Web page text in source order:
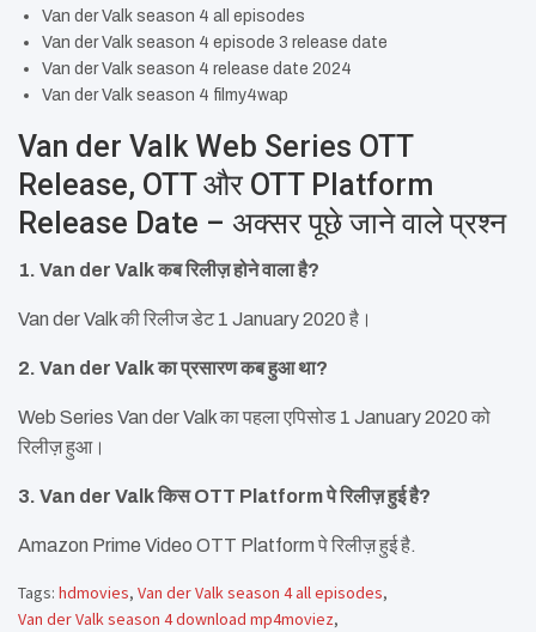
Van der Valk season 4 all episodes
Van der Valk season 4 episode 3 release date
Van der Valk season 4 release date 2024
Van der Valk season 4 filmy4wap
Van der Valk Web Series OTT
Release, OTT और OTT Platform
Release Date – अक्सर पूछे जाने वाले प्रश्न
1. Van der Valk कब रिलीज़ होने वाला है?
Van der Valk की रिलीज डेट 1 January 2020 है।
2. Van der Valk का प्रसारण कब हुआ था?
Web Series Van der Valk का पहला एपिसोड 1 January 2020 को
रिलीज़ हुआ।
3. Van der Valk किस OTT Platform पे रिलीज़ हुई है?
Amazon Prime Video OTT Platform पे रिलीज़ हुई है.
Tags: hdmovies, Van der Valk season 4 all episodes,
Van der Valk season 4 download mp4moviez,